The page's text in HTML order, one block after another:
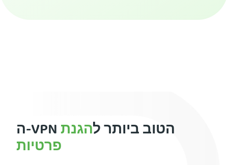
ה-VPN הטוב ביותר להגנת
פרטיות